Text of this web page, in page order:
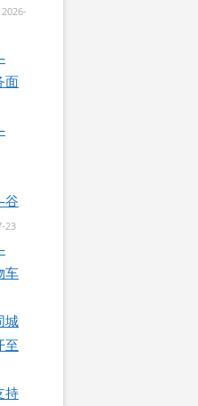
2026-
面
谷
23
车
城
至
持